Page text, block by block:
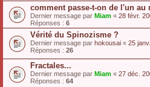
comment passe-t-on de l'un au
Dernier message par Miam « 28 févr.
Réponses : 6
Vérité du Spinozisme ?
Dernier message par hokousai « 25
Réponses : 26
Fractales...
Dernier message par Miam « 27 déc.
Réponses : 64